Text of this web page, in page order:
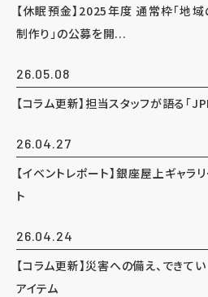
【休眠預金】2025年度 通常枠「地
制作り」の公募を開...
26.05.08
【コラム更新】担当スタッフが語る「
26.04.27
【イベントレポート】銀座屋上ギャ
ト
26.04.24
【コラム更新】災害への備え、できて
アイテム